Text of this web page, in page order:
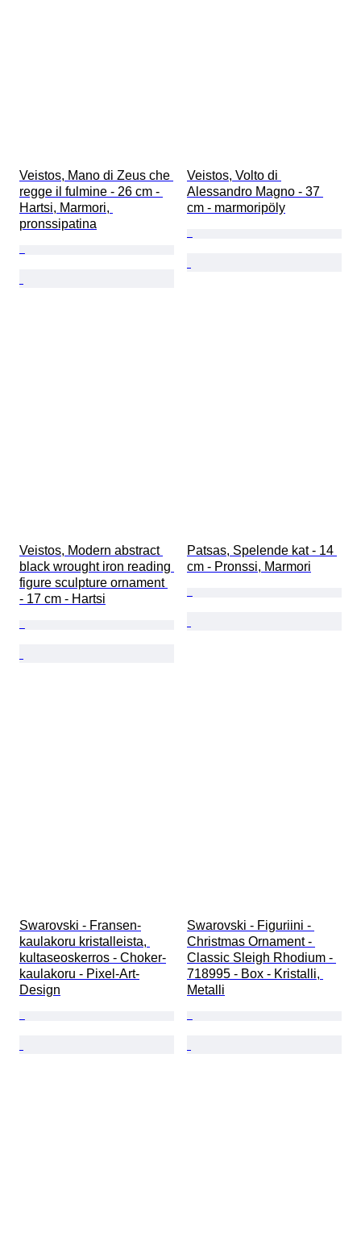
Veistos, Mano di Zeus che
regge il fulmine - 26 cm -
Hartsi, Marmori,
pronssipatina
Veistos, Volto di
Alessandro Magno - 37
cm - marmoripöly
Veistos, Modern abstract
black wrought iron reading
figure sculpture ornament
- 17 cm - Hartsi
Patsas, Spelende kat - 14
cm - Pronssi, Marmori
Swarovski - Fransen-
kaulakoru kristalleista,
kultaseoskerros - Choker-
kaulakoru - Pixel-Art-
Design
Swarovski - Figuriini -
Christmas Ornament -
Classic Sleigh Rhodium -
718995 - Box - Kristalli,
Metalli